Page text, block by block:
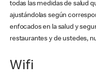
todas las medidas de salud
ajustándolas según
enfocados en la salud y
restaurantes y de ustedes,
Wifi